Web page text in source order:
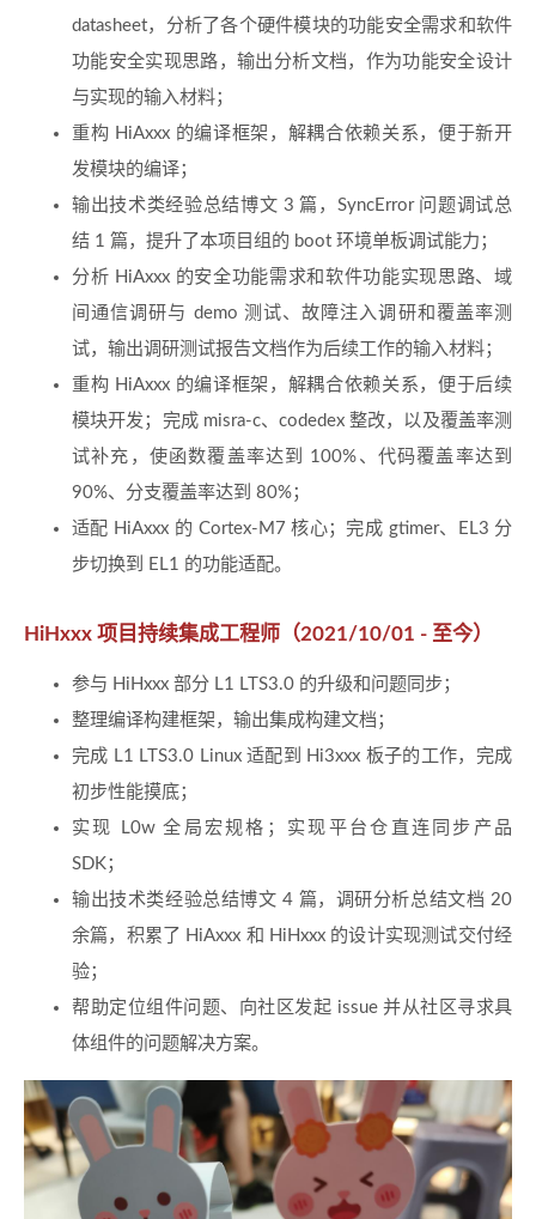
datasheet，分析了各个硬件模块的功能安全需求和软件
功能安全实现思路，输出分析文档，作为功能安全设计
与实现的输入材料；
重构 HiAxxx 的编译框架，解耦合依赖关系，便于新开
发模块的编译；
输出技术类经验总结博文 3 篇，SyncError 问题调试总
结 1 篇，提升了本项目组的 boot 环境单板调试能力；
分析 HiAxxx 的安全功能需求和软件功能实现思路、域
间通信调研与 demo 测试、故障注入调研和覆盖率测
试，输出调研测试报告文档作为后续工作的输入材料；
重构 HiAxxx 的编译框架，解耦合依赖关系，便于后续
模块开发；完成 misra-c、codedex 整改，以及覆盖率测
试补充，使函数覆盖率达到 100%、代码覆盖率达到
90%、分支覆盖率达到 80%；
适配 HiAxxx 的 Cortex-M7 核心；完成 gtimer、EL3 分
步切换到 EL1 的功能适配。
HiHxxx 项目持续集成工程师（2021/10/01 - 至今）
参与 HiHxxx 部分 L1 LTS3.0 的升级和问题同步；
整理编译构建框架，输出集成构建文档；
完成 L1 LTS3.0 Linux 适配到 Hi3xxx 板子的工作，完成
初步性能摸底；
实现 L0w 全局宏规格；实现平台仓直连同步产品
SDK；
输出技术类经验总结博文 4 篇，调研分析总结文档 20
余篇，积累了 HiAxxx 和 HiHxxx 的设计实现测试交付经
验；
帮助定位组件问题、向社区发起 issue 并从社区寻求具
体组件的问题解决方案。